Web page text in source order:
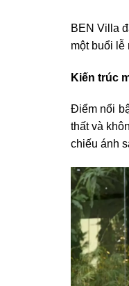
BEN Villa
một buổi lễ
Kiến trúc
Điểm nổi
thất và
chiếu ánh